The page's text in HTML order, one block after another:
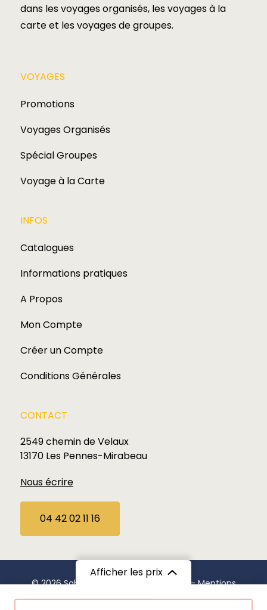
Afficher les prix
dans les voyages organisés, les voyages à la
carte et les voyages de groupes.​
VOYAGES​
Promotions
Voyages Organisés
Spécial Groupes
Voyage à la Carte
INFOS
Catalogues
Informations pratiques
A Propos
Mon Compte
Créer un Compte
Conditions Générales
CONTACT
2549 chemin de Velaux
13170 Les Pennes-Mirabeau
Nous écrire
04 42 02 11 16
© 2026 Sabardu. Tous droits réservés —Mentions
Légales